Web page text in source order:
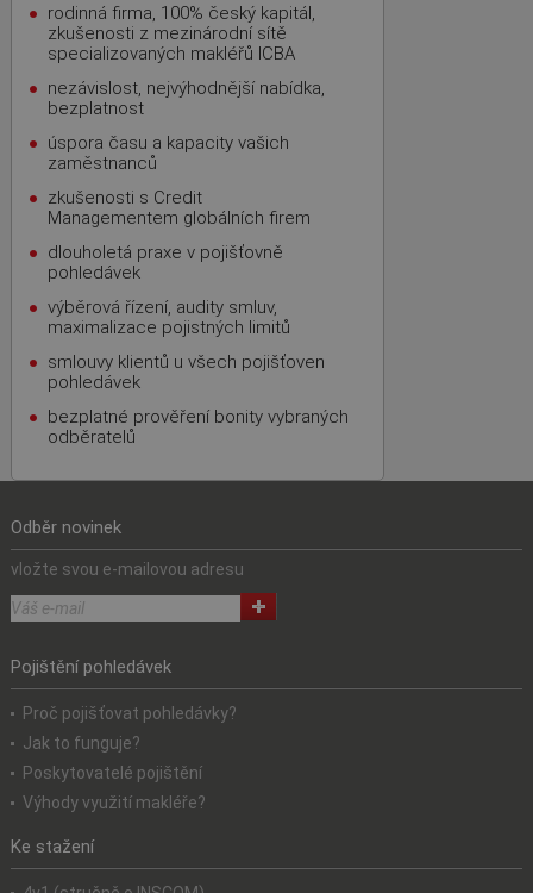
rodinná firma, 100% český kapitál,
zkušenosti z mezinárodní sítě
specializovaných makléřů ICBA
nezávislost, nejvýhodnější nabídka,
bezplatnost
úspora času a kapacity vašich
zaměstnanců
zkušenosti s Credit
Managementem globálních firem
dlouholetá praxe v pojišťovně
pohledávek
výběrová řízení, audity smluv,
maximalizace pojistných limitů
smlouvy klientů u všech pojišťoven
pohledávek
bezplatné prověření bonity vybraných
odběratelů
Odběr novinek
vložte svou e-mailovou adresu
Pojištění pohledávek
Proč pojišťovat pohledávky?
Jak to funguje?
Poskytovatelé pojištění
Výhody využití makléře?
Ke stažení